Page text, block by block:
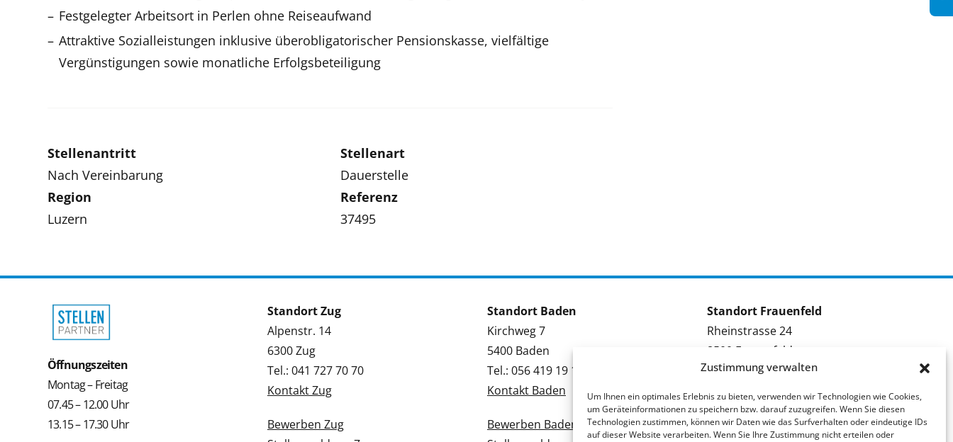
Zustimmung verwalten
Um Ihnen ein optimales Erlebnis zu bieten, verwenden wir Technologien wie Cookies,
um Geräteinformationen zu speichern bzw. darauf zuzugreifen. Wenn Sie diesen
Technologien zustimmen, können wir Daten wie das Surfverhalten oder eindeutige IDs
auf dieser Website verarbeiten. Wenn Sie Ihre Zustimmung nicht erteilen oder
Festgelegter Arbeitsort in Perlen ohne Reiseaufwand
Attraktive Sozialleistungen inklusive überobligatorischer Pensionskasse, vielfältige
Vergünstigungen sowie monatliche Erfolgsbeteiligung
Stellenantritt
Nach Vereinbarung
Stellenart
Dauerstelle
Region
Luzern
Referenz
37495
Öffnungszeiten
Montag – Freitag
07.45 – 12.00 Uhr
13.15 – 17.30 Uhr
Standort Zug
Alpenstr. 14
6300 Zug
Tel.: 041 727 70 70
Kontakt Zug
Bewerben Zug
Standort Baden
Kirchweg 7
5400 Baden
Tel.: 056 419 19 19
Kontakt Baden
Bewerben Baden
Standort Frauenfeld
Rheinstrasse 24
8500 Frauenfeld
Tel.: 052 224 09 09
Kontakt Frauenfeld
Bewerben Frauenfeld